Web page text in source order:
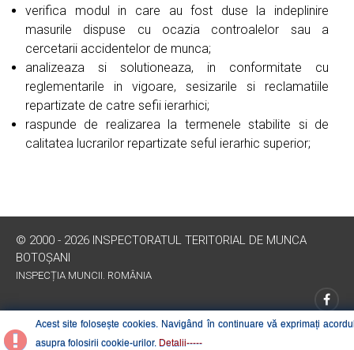
verifica modul in care au fost duse la indeplinire
masurile dispuse cu ocazia controalelor sau a
cercetarii accidentelor de munca;
analizeaza si solutioneaza, in conformitate cu
reglementarile in vigoare, sesizarile si reclamatiile
repartizate de catre sefii ierarhici;
raspunde de realizarea la termenele stabilite si de
calitatea lucrarilor repartizate seful ierarhic superior;
© 2000 - 2026 INSPECTORATUL TERITORIAL DE MUNCA
BOTOȘANI
INSPECȚIA MUNCII. ROMÂNIA
Acest site folosește cookies. Navigând în continuare vă exprimați
asupra folosirii cookie-urilor. Detalii-----